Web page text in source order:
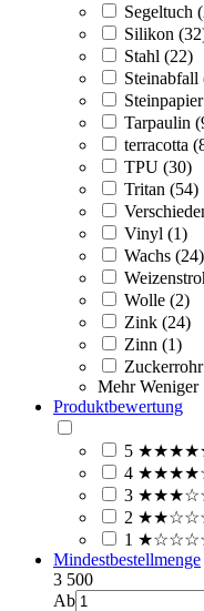
Segeltuch
Silikon
Stahl (22)
Steinabfall
Tarpaulin
terracotta
TPU (30)
Tritan (54)
Vinyl (1)
Wachs (24)
Wolle (2)
Zink (24)
Zinn (1)
Mehr Weniger
Produktbewertung
5
4
3
2
1
Mindestbestellmenge
3 500
Ab